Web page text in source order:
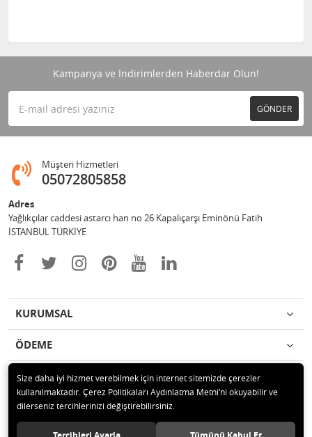
Kampanya ve İndirimlerden Haberdar Olun!
GÖNDER
Müşteri Hizmetleri
05072805858
Adres
Yağlıkçılar caddesi astarcı han no 26 Kapalıçarşı Eminönü Fatih
İSTANBUL TÜRKİYE
KURUMSAL
ÖDEME
İLETİŞİM
© 2018 Yöresel Kostümler Tüm hakları saklıdır.
Size daha iyi hizmet verebilmek için internet sitemizde çerezler
kullanılmaktadır. Çerez Politikaları Aydınlatma Metni’ni okuyabilir ve
dilerseniz tercihlerinizi değiştirebilirsiniz.